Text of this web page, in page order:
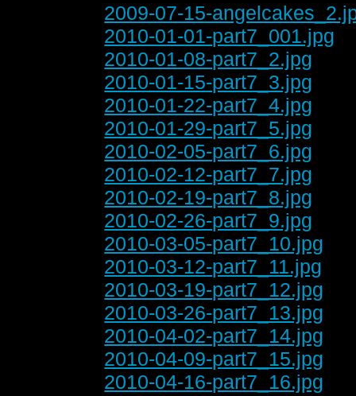
2009-07-15-
2010-01-01-part7_001.jpg
2010-01-08-part7_2.jpg
2010-01-15-part7_3.jpg
2010-01-22-part7_4.jpg
2010-01-29-part7_5.jpg
2010-02-05-part7_6.jpg
2010-02-12-part7_7.jpg
2010-02-19-part7_8.jpg
2010-02-26-part7_9.jpg
2010-03-05-part7_10.jpg
2010-03-12-part7_11.jpg
2010-03-19-part7_12.jpg
2010-03-26-part7_13.jpg
2010-04-02-part7_14.jpg
2010-04-09-part7_15.jpg
2010-04-16-part7_16.jpg